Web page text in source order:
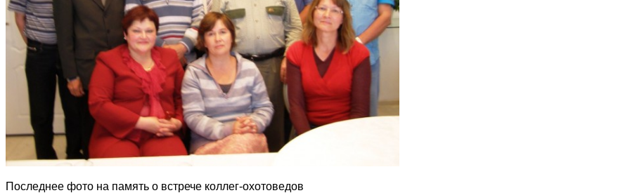
Последнее фото на память о встрече коллег-охотоведов